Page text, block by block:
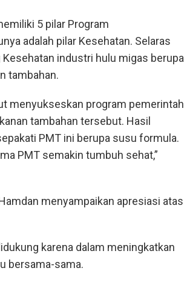
5 pilar Program
adalah pilar Kesehatan. Selaras
industri hulu migas berupa
tambahan.
menyukseskan program pemerintah
tambahan tersebut. Hasil
PMT ini berupa susu formula.
PMT semakin tumbuh sehat,”
menyampaikan apresiasi atas
karena dalam meningkatkan
bersama-sama.